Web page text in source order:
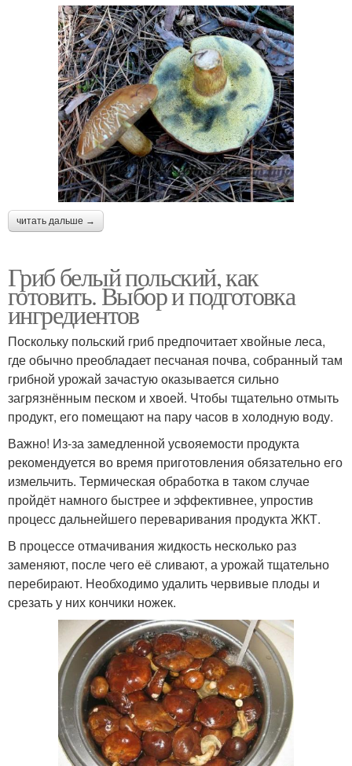
читать дальше →
Гриб белый польский, как
готовить. Выбор и подготовка
ингредиентов
Поскольку польский гриб предпочитает хвойные леса,
где обычно преобладает песчаная почва, собранный там
грибной урожай зачастую оказывается сильно
загрязнённым песком и хвоей. Чтобы тщательно отмыть
продукт, его помещают на пару часов в холодную воду.
Важно! Из-за замедленной усвояемости продукта
рекомендуется во время приготовления обязательно его
измельчить. Термическая обработка в таком случае
пройдёт намного быстрее и эффективнее, упростив
процесс дальнейшего переваривания продукта ЖКТ.
В процессе отмачивания жидкость несколько раз
заменяют, после чего её сливают, а урожай тщательно
перебирают. Необходимо удалить червивые плоды и
срезать у них кончики ножек.